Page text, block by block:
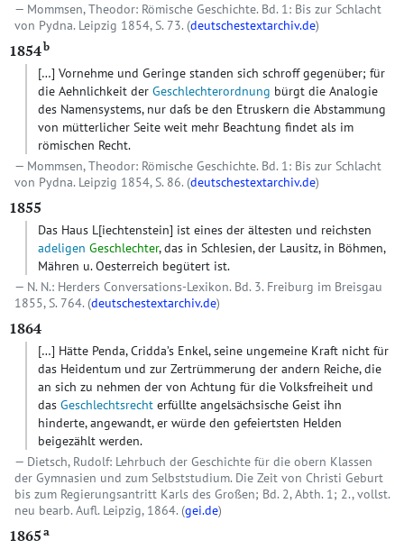
Mommsen, Theodor: Römische Geschichte. Bd. 1: Bis zur Schlacht
von Pydna. Leipzig 1854, S. 73. (deutschestextarchiv.de)
1854b
[…] Vornehme und Geringe standen sich schroff gegenüber; für
die Aehnlichkeit der Geschlechterordnung bürgt die Analogie
des Namensystems, nur daſs be den Etruskern die Abstammung
von mütterlicher Seite weit mehr Beachtung findet als im
römischen Recht.
Mommsen, Theodor: Römische Geschichte. Bd. 1: Bis zur Schlacht
von Pydna. Leipzig 1854, S. 86. (deutschestextarchiv.de)
1855
Das Haus L[iechtenstein] ist eines der ältesten und reichsten
adeligen Geschlechter, das in Schlesien, der Lausitz, in Böhmen,
Mähren u. Oesterreich begütert ist.
N. N.: Herders Conversations-Lexikon. Bd. 3. Freiburg im Breisgau
1855, S. 764. (deutschestextarchiv.de)
1864
[…] Hätte Penda, Cridda’s Enkel, seine ungemeine Kraft nicht für
das Heidentum und zur Zertrümmerung der andern Reiche, die
an sich zu nehmen der von Achtung für die Volksfreiheit und
das Geschlechtsrecht erfüllte angelsächsische Geist ihn
hinderte, angewandt, er würde den gefeiertsten Helden
beigezählt werden.
Dietsch, Rudolf: Lehrbuch der Geschichte für die obern Klassen
der Gymnasien und zum Selbststudium. Die Zeit von Christi Geburt
bis zum Regierungsantritt Karls des Großen; Bd. 2, Abth. 1; 2., vollst.
neu bearb. Aufl. Leipzig, 1864. (gei.de)
1865 a